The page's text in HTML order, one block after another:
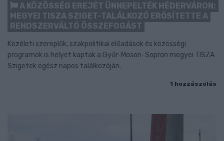
A KÖZÖSSÉG EREJÉT ÜNNEPELTÉK HÉDERVÁRON:
MEGYEI TISZA SZIGET-TALÁLKOZÓ ERŐSÍTETTE A
RENDSZERVÁLTÓ ÖSSZEFOGÁST
Közéleti szereplők, szakpolitikai előadások és közösségi
programok is helyet kaptak a Győr-Moson-Sopron megyei TISZA
Szigetek egész napos találkozóján.
1 hozzászólás